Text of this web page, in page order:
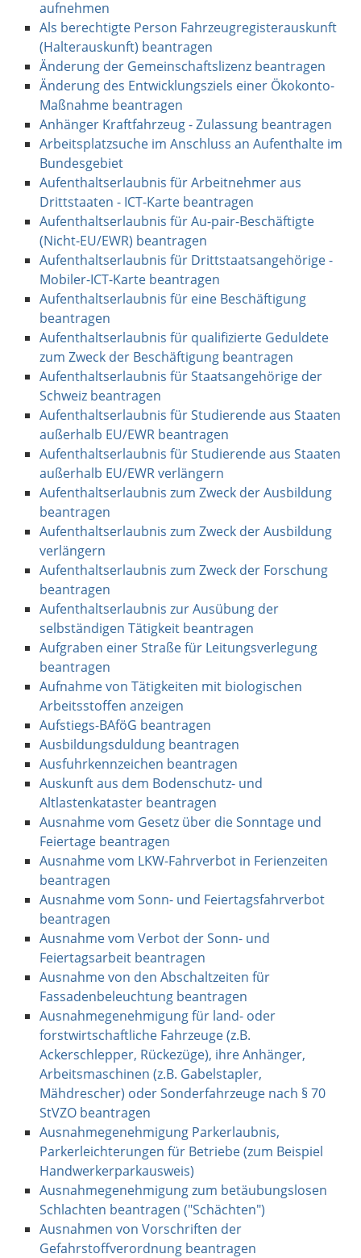
aufnehmen
Als berechtigte Person Fahrzeugregisterauskunft
(Halterauskunft) beantragen
Änderung der Gemeinschaftslizenz beantragen
Änderung des Entwicklungsziels einer Ökokonto-
Maßnahme beantragen
Anhänger Kraftfahrzeug - Zulassung beantragen
Arbeitsplatzsuche im Anschluss an Aufenthalte im
Bundesgebiet
Aufenthaltserlaubnis für Arbeitnehmer aus
Drittstaaten - ICT-Karte beantragen
Aufenthaltserlaubnis für Au-pair-Beschäftigte
(Nicht-EU/EWR) beantragen
Aufenthaltserlaubnis für Drittstaatsangehörige -
Mobiler-ICT-Karte beantragen
Aufenthaltserlaubnis für eine Beschäftigung
beantragen
Aufenthaltserlaubnis für qualifizierte Geduldete
zum Zweck der Beschäftigung beantragen
Aufenthaltserlaubnis für Staatsangehörige der
Schweiz beantragen
Aufenthaltserlaubnis für Studierende aus Staaten
außerhalb EU/EWR beantragen
Aufenthaltserlaubnis für Studierende aus Staaten
außerhalb EU/EWR verlängern
Aufenthaltserlaubnis zum Zweck der Ausbildung
beantragen
Aufenthaltserlaubnis zum Zweck der Ausbildung
verlängern
Aufenthaltserlaubnis zum Zweck der Forschung
beantragen
Aufenthaltserlaubnis zur Ausübung der
selbständigen Tätigkeit beantragen
Aufgraben einer Straße für Leitungsverlegung
beantragen
Aufnahme von Tätigkeiten mit biologischen
Arbeitsstoffen anzeigen
Aufstiegs-BAföG beantragen
Ausbildungsduldung beantragen
Ausfuhrkennzeichen beantragen
Auskunft aus dem Bodenschutz- und
Altlastenkataster beantragen
Ausnahme vom Gesetz über die Sonntage und
Feiertage beantragen
Ausnahme vom LKW-Fahrverbot in Ferienzeiten
beantragen
Ausnahme vom Sonn- und Feiertagsfahrverbot
beantragen
Ausnahme vom Verbot der Sonn- und
Feiertagsarbeit beantragen
Ausnahme von den Abschaltzeiten für
Fassadenbeleuchtung beantragen
Ausnahmegenehmigung für land- oder
forstwirtschaftliche Fahrzeuge (z.B.
Ackerschlepper, Rückezüge), ihre Anhänger,
Arbeitsmaschinen (z.B. Gabelstapler,
Mähdrescher) oder Sonderfahrzeuge nach § 70
StVZO beantragen
Ausnahmegenehmigung Parkerlaubnis,
Parkerleichterungen für Betriebe (zum Beispiel
Handwerkerparkausweis)
Ausnahmegenehmigung zum betäubungslosen
Schlachten beantragen ("Schächten")
Ausnahmen von Vorschriften der
Gefahrstoffverordnung beantragen